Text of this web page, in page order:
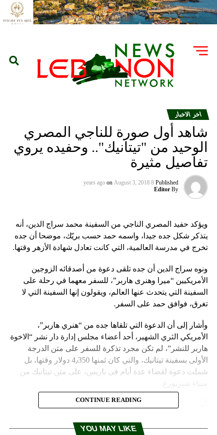
اخر الاخبار
شاهد أول صورة للناجي المصري
الوحيد من "تيتانيك".. وحفيده يروي
تفاصيل مثيرة
Published
8 years ago
on August 3, 2018
By
Editor
ويؤكد حفيد المصري الناجي من السفينة محمد سراج الدين، أنه
يتذكر شكل جده جيدا، واسمه حمد حسب بريّك، موضحا أن جده
تخرج في مدرسة العالمية، التي كانت تعادل شهادة الأزهر وقتها.
ونوه سراج الدين أن جده تلقى دعوة من أصدقائه الزوجين
الأمريكيين “ميرا وهنرى هاربر”، للسفر معهما في رحلة على
السفينة التي يتحدث عنها العالم، ويقولون إنها السفينة التي لا
تغرق، فوافق حمد على السفر.
وأشار إلى أن الدعوة التي تلقاها جده من “هنري هاربر”،
الأمريكي الثري الشهير، أحد أعضاء مجلس إدارة دار نشر “الاخوة
هاربر للنشر”، لم تكن مجرد تذكرة للسفر على متن الدرجة
الأولى بسفينة تيتانيك، والتي كان ثمنها 4٫350 دولار وقتها، بل
شملت دعوة لقضاء عدة أيام في باريس، على متن تيتانيك من
CONTINUE READING
YOU MAY LIKE